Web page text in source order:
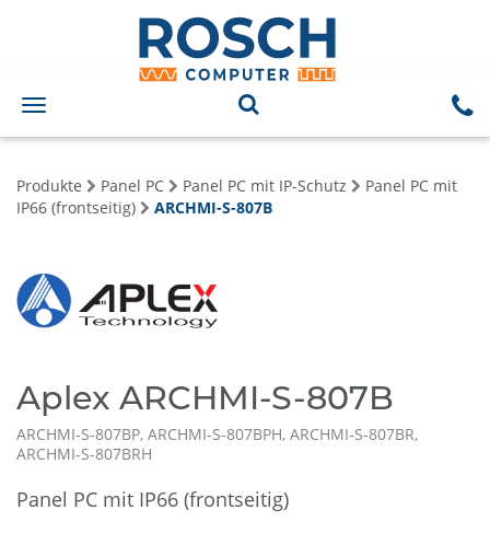
Toggle
navigation
Produkte Panel PC Panel PC mit IP-Schutz
Panel PC mit
IP66 (frontseitig)
ARCHMI-S-807B
Aplex ARCHMI-S-807B
ARCHMI-S-807BP, ARCHMI-S-807BPH, ARCHMI-S-807BR,
ARCHMI-S-807BRH
Panel PC mit IP66 (frontseitig)